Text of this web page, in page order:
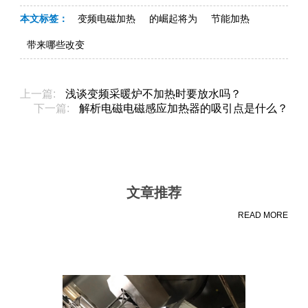
本文标签： 变频电磁加热 的崛起将为 节能加热
带来哪些改变
上一篇:
浅谈变频采暖炉不加热时要放水吗？
下一篇:
解析电磁电磁感应加热器的吸引点是什么？
文章推荐
READ MORE